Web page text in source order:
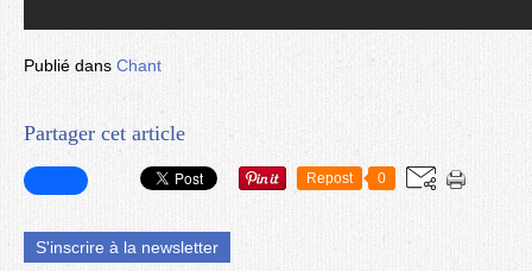
Publié dans Chant
Partager cet article
Repost 0
S'inscrire à la newsletter